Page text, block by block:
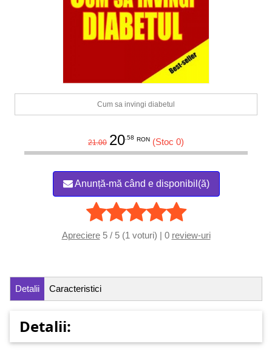
Cum sa invingi diabetul
21.00 20.58 RON (Stoc 0)
Anunță-mă când e disponibil(ă)
Apreciere5 / 5 (1 voturi) | 0 review-uri
Detalii Caracteristici
Detalii: